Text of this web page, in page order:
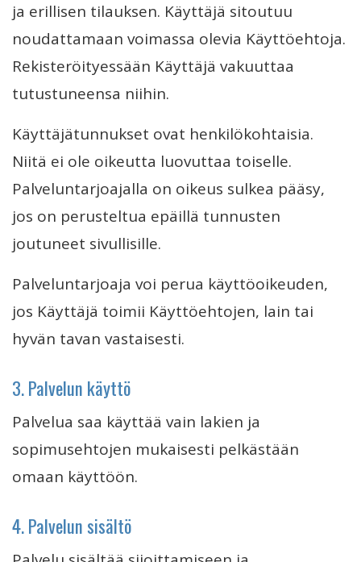
ja erillisen tilauksen. Käyttäjä sitoutuu
noudattamaan voimassa olevia Käyttöehtoja.
Rekisteröityessään Käyttäjä vakuuttaa
tutustuneensa niihin.
Käyttäjätunnukset ovat henkilökohtaisia.
Niitä ei ole oikeutta luovuttaa toiselle.
Palveluntarjoajalla on oikeus sulkea pääsy,
jos on perusteltua epäillä tunnusten
joutuneet sivullisille.
Palveluntarjoaja voi perua käyttöoikeuden,
jos Käyttäjä toimii Käyttöehtojen, lain tai
hyvän tavan vastaisesti.
3. Palvelun käyttö
Palvelua saa käyttää vain lakien ja
sopimusehtojen mukaisesti pelkästään
omaan käyttöön.
4. Palvelun sisältö